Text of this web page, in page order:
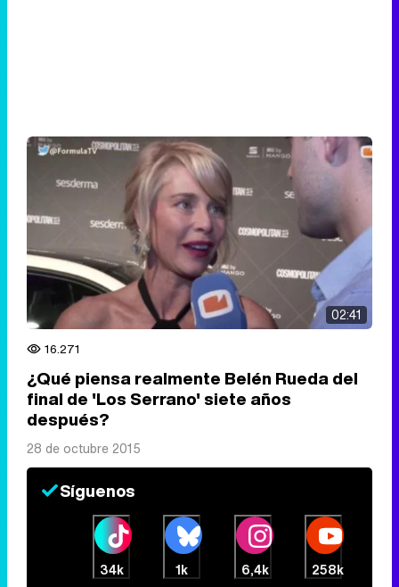
02:41
16.271
¿Qué piensa realmente Belén Rueda del
final de 'Los Serrano' siete años
después?
28 de octubre 2015
Síguenos
34k 1k 6,4k 258k